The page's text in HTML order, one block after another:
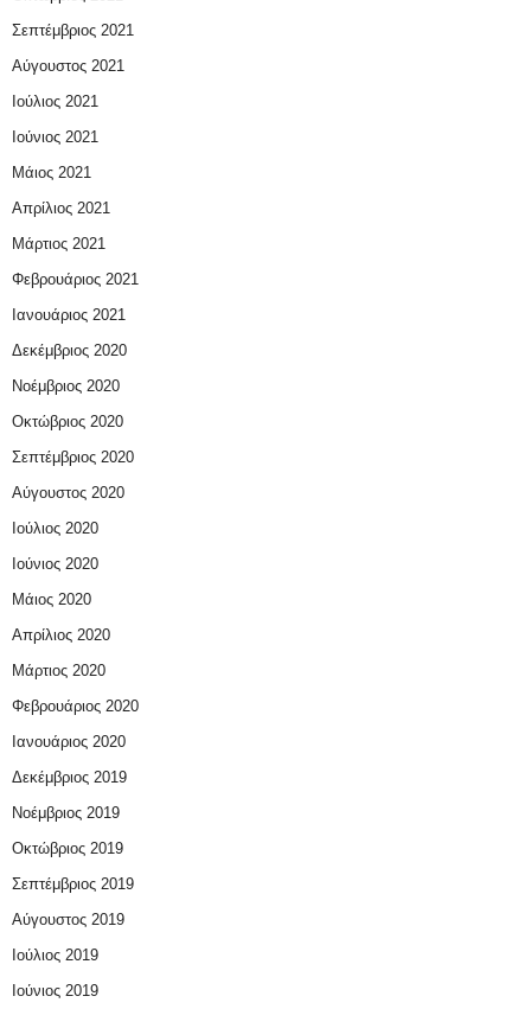
Σεπτέμβριος 2021
Αύγουστος 2021
Ιούλιος 2021
Ιούνιος 2021
Μάιος 2021
Απρίλιος 2021
Μάρτιος 2021
Φεβρουάριος 2021
Ιανουάριος 2021
Δεκέμβριος 2020
Νοέμβριος 2020
Οκτώβριος 2020
Σεπτέμβριος 2020
Αύγουστος 2020
Ιούλιος 2020
Ιούνιος 2020
Μάιος 2020
Απρίλιος 2020
Μάρτιος 2020
Φεβρουάριος 2020
Ιανουάριος 2020
Δεκέμβριος 2019
Νοέμβριος 2019
Οκτώβριος 2019
Σεπτέμβριος 2019
Αύγουστος 2019
Ιούλιος 2019
Ιούνιος 2019